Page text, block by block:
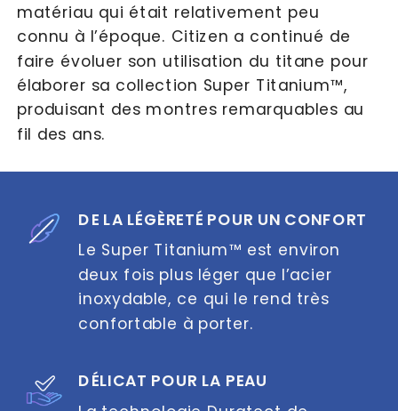
DÉLICAT POUR LA PEAU
Le Super Titanium™ est environ
deux fois plus léger que l’acier
inoxydable, ce qui le rend très
confortable à porter.
DE LA LÉGÈRETÉ POUR UN CONFORT
matériau qui était relativement peu
connu à l’époque. Citizen a continué de
faire évoluer son utilisation du titane pour
élaborer sa collection Super Titanium™,
produisant des montres remarquables au
fil des ans.